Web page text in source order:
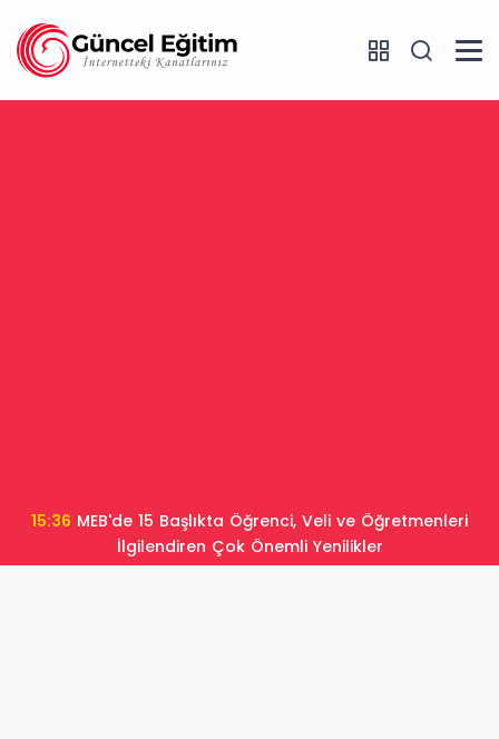
15:36
İlgilendiren Çok Önemli Yenilikler